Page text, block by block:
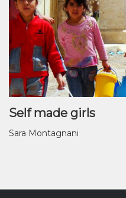
Self made girls
Sara Montagnani